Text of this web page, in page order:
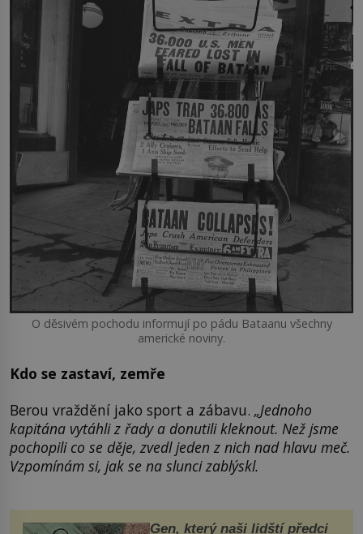
O děsivém pochodu informují po pádu Bataanu všechny
americké noviny.
Kdo se zastaví, zemře
Berou vraždění jako sport a zábavu. „Jednoho
kapitána vytáhli z řady a donutili kleknout. Než jsme
pochopili co se děje, zvedl jeden z nich nad hlavu meč.
Vzpomínám si, jak se na slunci zablýskl.
Gen, který naši lidští předci